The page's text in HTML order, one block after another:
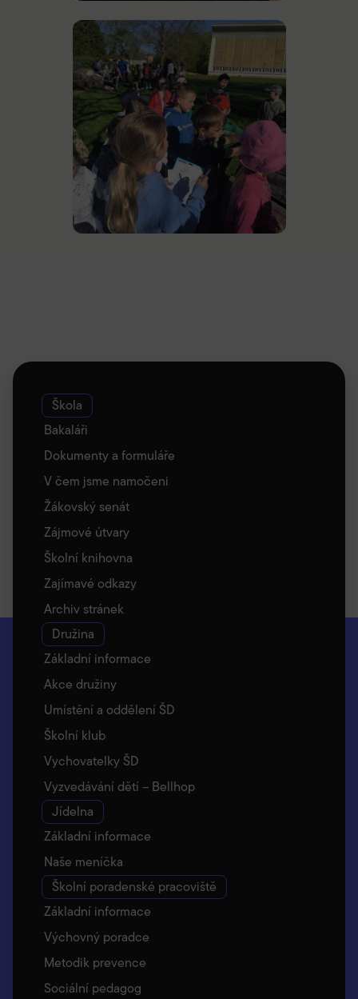
Škola
Bakaláři
Dokumenty a formuláře
V čem jsme namočeni
Žákovský senát
Zájmové útvary
Školní knihovna
Zajímavé odkazy
Archiv stránek
Družina
Základní informace
Akce družiny
Umístění a oddělení ŠD
Školní klub
Vychovatelky ŠD
Vyzvedávání dětí – Bellhop
Jídelna
Základní informace
Naše meníčka
Školní poradenské pracoviště
Základní informace
Výchovný poradce
Metodik prevence
Sociální pedagog